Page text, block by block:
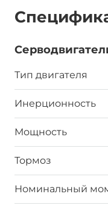
Тип двигателя
Инерционность
Мощность
Тормоз
Номинальный